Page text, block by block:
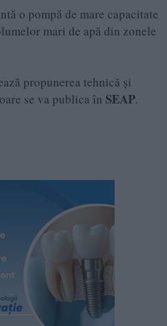
o pompă de mare capacitate
mari de apă din zonele
propunerea tehnică și
se va publica în SEAP.